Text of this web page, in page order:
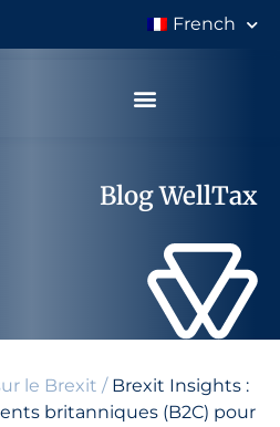
French
Blog WellTax
le Brexit / Brexit Insights :
britanniques (B2C) pour